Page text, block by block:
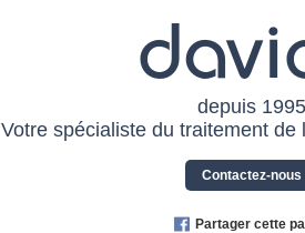
depuis 1995
Votre spécialiste du traitement de
Contactez-nous
Partager cette